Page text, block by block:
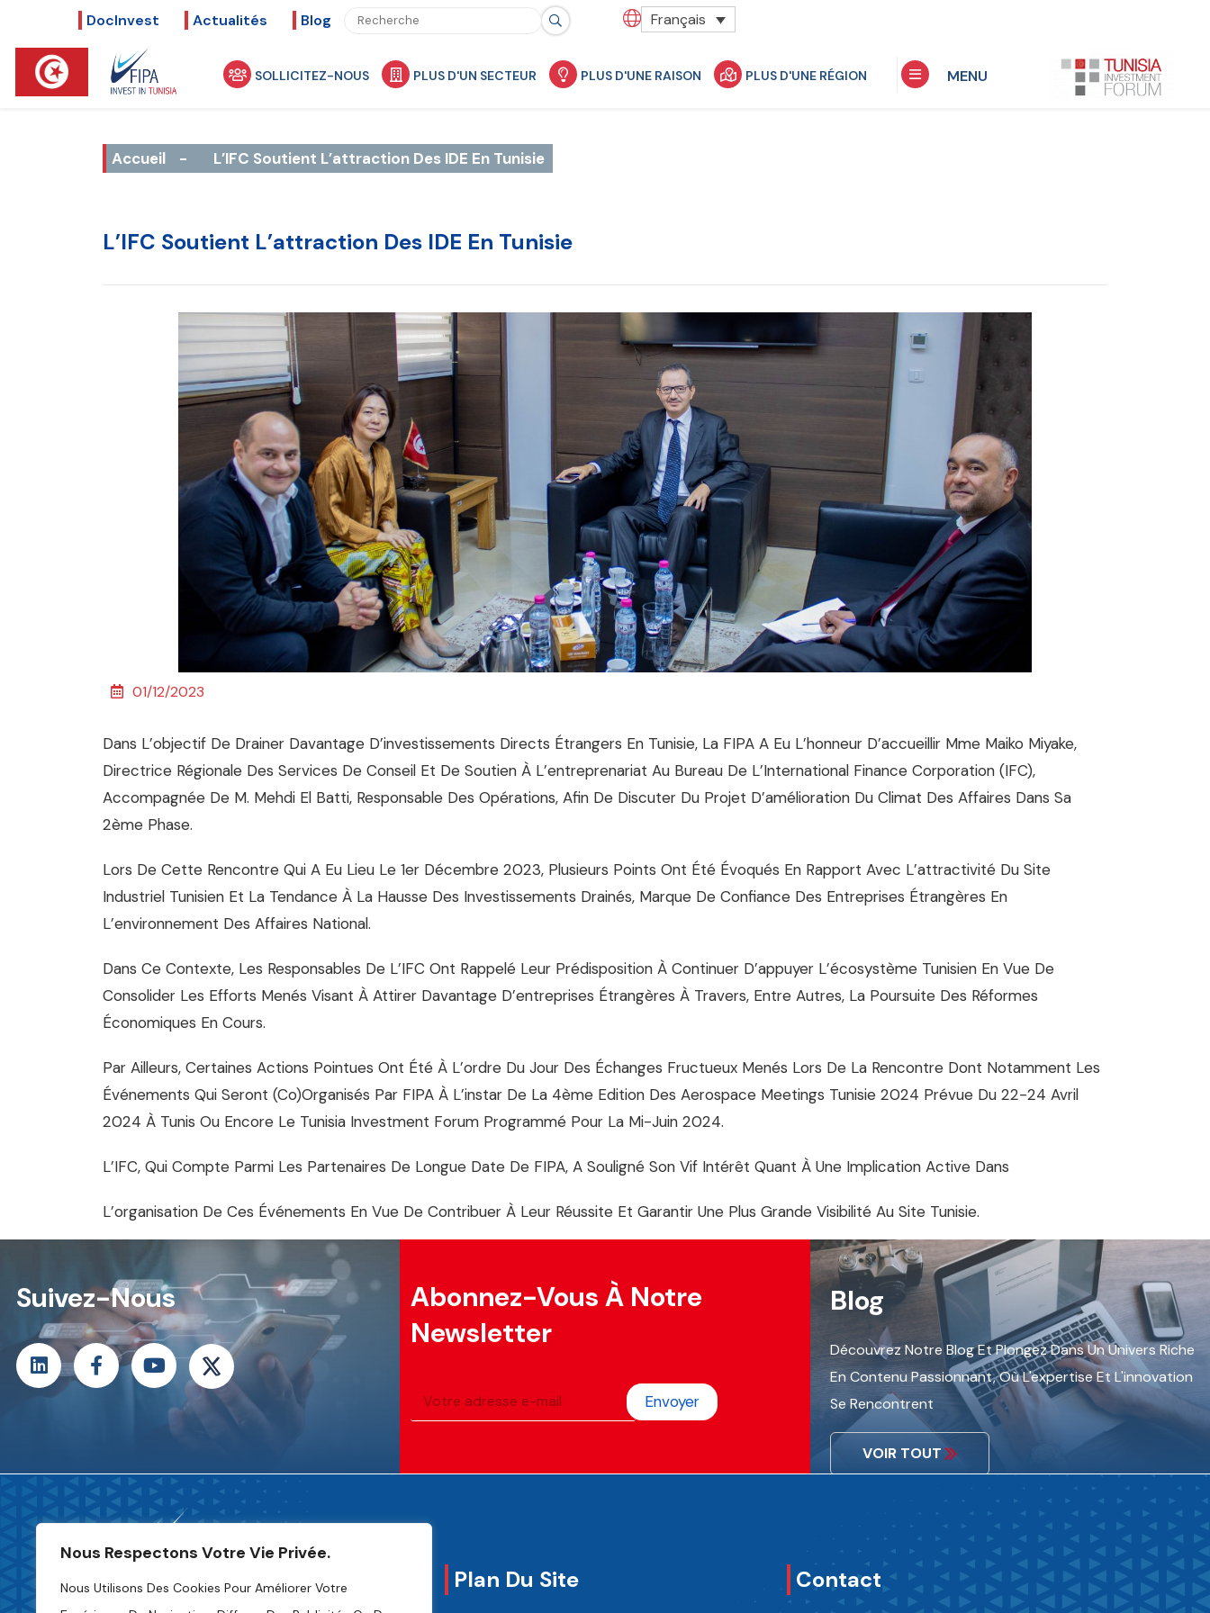
Nous Respectons Votre Vie Privée.
Nous Utilisons Des Cookies Pour Améliorer Votre
DocInvest Actualités Blog Français
SOLLICITEZ-NOUS PLUS D'UN SECTEUR PLUS D'UNE RAISON PLUS D'UNE RÉGION MENU
Accueil - L’IFC Soutient L’attraction Des IDE En Tunisie
L’IFC Soutient L’attraction Des IDE En Tunisie
01/12/2023
Dans L’objectif De Drainer Davantage D’investissements Directs Étrangers En Tunisie, La FIPA A Eu L’honneur D’accueillir Mme Maiko Miyake,
Directrice Régionale Des Services De Conseil Et De Soutien À L’entreprenariat Au Bureau De L’International Finance Corporation (IFC),
Accompagnée De M. Mehdi El Batti, Responsable Des Opérations, Afin De Discuter Du Projet D’amélioration Du Climat Des Affaires Dans Sa
2ème Phase.
Lors De Cette Rencontre Qui A Eu Lieu Le 1er Décembre 2023, Plusieurs Points Ont Été Évoqués En Rapport Avec L’attractivité Du Site
Industriel Tunisien Et La Tendance À La Hausse Des Investissements Drainés, Marque De Confiance Des Entreprises Étrangères En
L’environnement Des Affaires National.
Dans Ce Contexte, Les Responsables De L’IFC Ont Rappelé Leur Prédisposition À Continuer D’appuyer L’écosystème Tunisien En Vue De
Consolider Les Efforts Menés Visant À Attirer Davantage D’entreprises Étrangères À Travers, Entre Autres, La Poursuite Des Réformes
Économiques En Cours.
Par Ailleurs, Certaines Actions Pointues Ont Été À L’ordre Du Jour Des Échanges Fructueux Menés Lors De La Rencontre Dont Notamment Les
Événements Qui Seront (co)organisés Par FIPA À L’instar De La 4ème Edition Des Aerospace Meetings Tunisie 2024 Prévue Du 22-24 Avril
2024 À Tunis Ou Encore Le Tunisia Investment Forum Programmé Pour La Mi-Juin 2024.
L’IFC, Qui Compte Parmi Les Partenaires De Longue Date De FIPA, A Souligné Son Vif Intérêt Quant À Une Implication Active Dans
L’organisation De Ces Événements En Vue De Contribuer À Leur Réussite Et Garantir Une Plus Grande Visibilité Au Site Tunisie.
Suivez-Nous
Abonnez-Vous À Notre
Newsletter
Envoyer
Blog
Découvrez Notre Blog Et Plongez Dans Un Univers Riche
En Contenu Passionnant, Où L'expertise Et L'innovation
Se Rencontrent
VOIR TOUT
Plan Du Site Contact